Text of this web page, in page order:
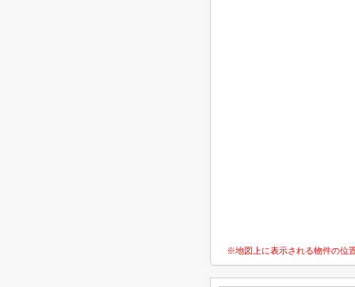
※地図上に表示される物件の位